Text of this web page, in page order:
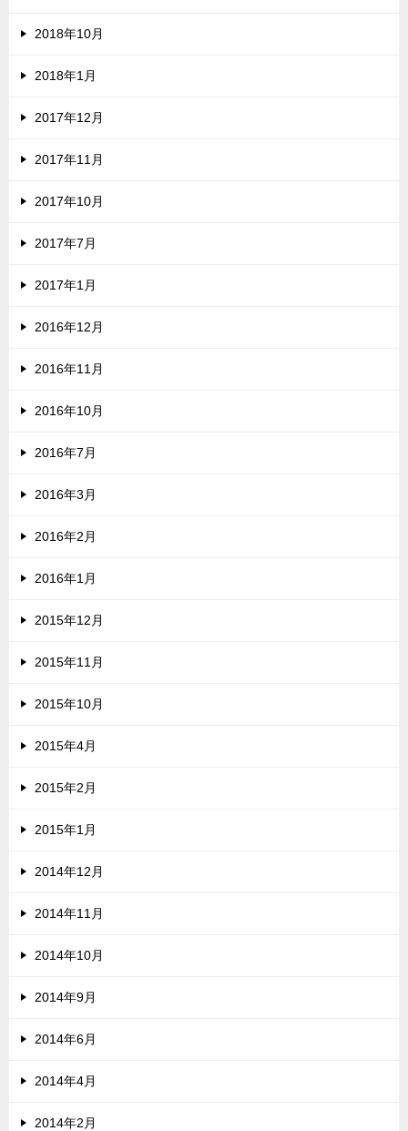
2018年10月
2018年1月
2017年12月
2017年11月
2017年10月
2017年7月
2017年1月
2016年12月
2016年11月
2016年10月
2016年7月
2016年3月
2016年2月
2016年1月
2015年12月
2015年11月
2015年10月
2015年4月
2015年2月
2015年1月
2014年12月
2014年11月
2014年10月
2014年9月
2014年6月
2014年4月
2014年2月